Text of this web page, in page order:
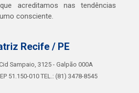
acreditamos nas tendências
consciente.
Recife / PE
Sampaio, 3125 - Galpão 000A
51.150-010 TEL.: (81) 3478-8545